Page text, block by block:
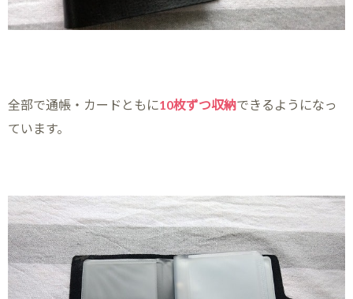
全部で通帳・カードともに10枚ずつ収納できるようになっ
ています。